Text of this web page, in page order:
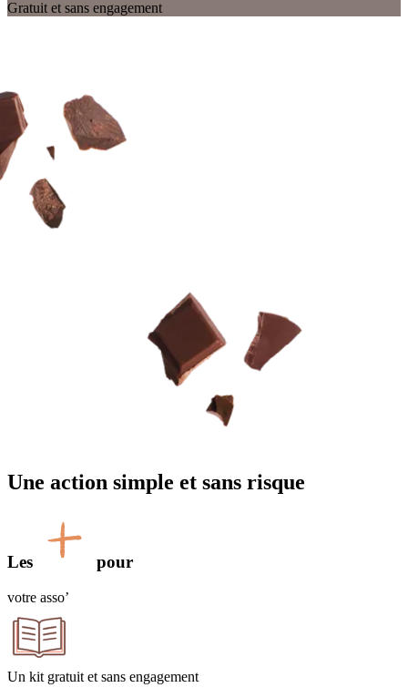
Gratuit et sans engagement
Une action simple et sans risque
Les pour
votre asso’
Un kit gratuit et sans engagement